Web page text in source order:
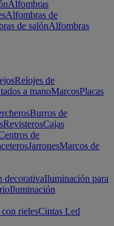
Alfombras
Alfombras de
de salónAlfombras
Relojes de
a manoMarcosPlacas
Burros de
RevisterosCajas
de
JarronesMarcos de
decorativaIluminación para
Iluminación
rielesCintas Led